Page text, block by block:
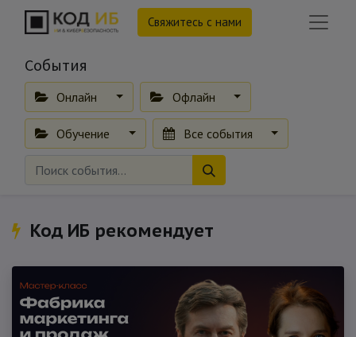
Свяжитесь с нами
События
Онлайн Офлайн
Обучение Все события
Код ИБ рекомендует